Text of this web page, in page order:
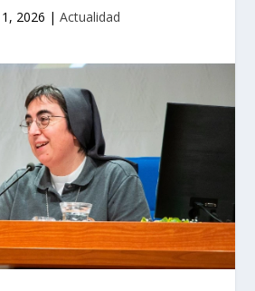
1, 2026 | Actualidad